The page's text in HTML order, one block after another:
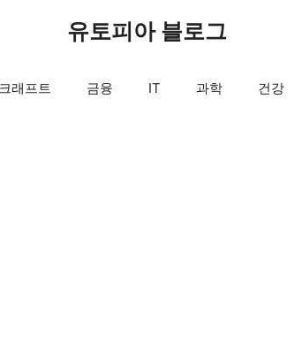
유토피아 블로그
래프트 금융 IT 과학 건강